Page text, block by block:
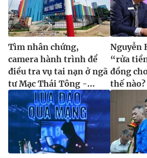
Tìm nhân chứng,
camera hành trình để
điều tra vụ tai nạn ở ngã
tư Mạc Thái Tông -...
Nguyễn
“rửa
đồng
thế nào?